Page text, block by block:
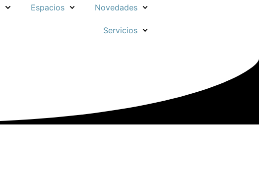
Espacios Novedades
Servicios